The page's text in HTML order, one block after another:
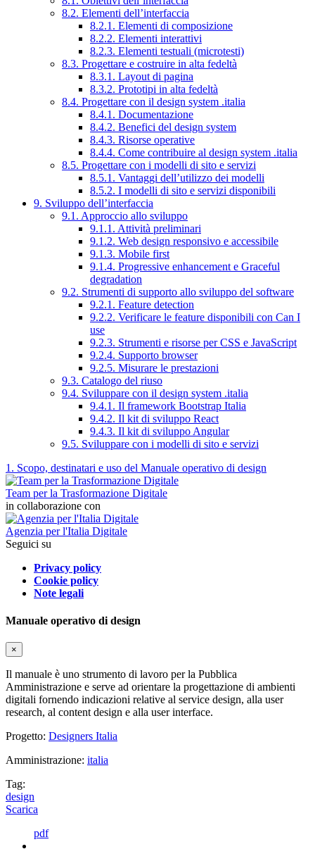
8.2. Elementi dell’interfaccia
8.2.1. Elementi di composizione
8.2.2. Elementi interattivi
8.2.3. Elementi testuali (microtesti)
8.3. Progettare e costruire in alta fedeltà
8.3.1. Layout di pagina
8.3.2. Prototipi in alta fedeltà
8.4. Progettare con il design system .italia
8.4.1. Documentazione
8.4.2. Benefici del design system
8.4.3. Risorse operative
8.4.4. Come contribuire al design system .italia
8.5. Progettare con i modelli di sito e servizi
8.5.1. Vantaggi dell’utilizzo dei modelli
8.5.2. I modelli di sito e servizi disponibili
9. Sviluppo dell’interfaccia
9.1. Approccio allo sviluppo
9.1.1. Attività preliminari
9.1.2. Web design responsivo e accessibile
9.1.3. Mobile first
9.1.4. Progressive enhancement e Graceful
degradation
9.2. Strumenti di supporto allo sviluppo del software
9.2.1. Feature detection
9.2.2. Verificare le feature disponibili con Can I
use
9.2.3. Strumenti e risorse per CSS e JavaScript
9.2.4. Supporto browser
9.2.5. Misurare le prestazioni
9.3. Catalogo del riuso
9.4. Sviluppare con il design system .italia
9.4.1. Il framework Bootstrap Italia
9.4.2. Il kit di sviluppo React
9.4.3. Il kit di sviluppo Angular
9.5. Sviluppare con i modelli di sito e servizi
1. Scopo, destinatari e uso del Manuale operativo di design
Team per la Trasformazione Digitale
in collaborazione con
Agenzia per l'Italia Digitale
Seguici su
Privacy policy
Cookie policy
Note legali
Manuale operativo di design
×
Il manuale è uno strumento di lavoro per la Pubblica
Amministrazione e serve ad orientare la progettazione di ambienti
digitali fornendo indicazioni relative al service design, alla user
research, al content design e alla user interface.
Progetto: Designers Italia
Amministrazione: italia
Tag:
design
Scarica
pdf